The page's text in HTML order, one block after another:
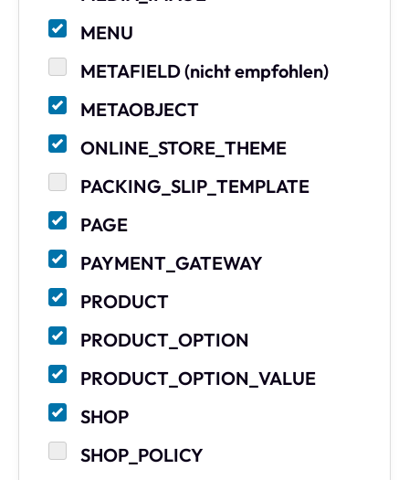
MENU
METAFIELD (nicht empfohlen)
METAOBJECT
ONLINE_STORE_THEME
PACKING_SLIP_TEMPLATE
PAGE
PAYMENT_GATEWAY
PRODUCT
PRODUCT_OPTION
PRODUCT_OPTION_VALUE
SHOP
SHOP_POLICY